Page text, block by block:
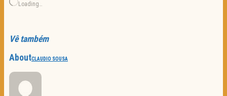
Loading…
Vê também
AboutCLAUDIO SOUSA